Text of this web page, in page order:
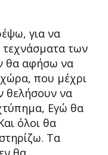
για να
τεχνάσματα των
θα αφήσω να
που μέχρι
θελήσουν να
Εγώ θα
όλοι θα
Τα